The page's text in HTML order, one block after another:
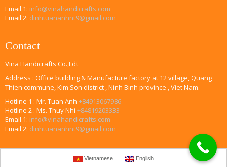
Email 1: info@vinahandicrafts.com
Email 2: dinhtuananhnt9@gmail.com
Contact
Vina Handicrafts Co.,Ldt
Address : Office building & Manufacture factory at 12 village, Quang
Thien commune, Kim Son district , Ninh Binh province , Viet Nam.
Hotline 1 : Mr. Tuan Anh +84913067986
Hotline 2 : Ms. Thuy Nhi +84819203333
Email 1: info@vinahandicrafts.com
Email 2: dinhtuananhnt9@gmail.com
Vietnamese English